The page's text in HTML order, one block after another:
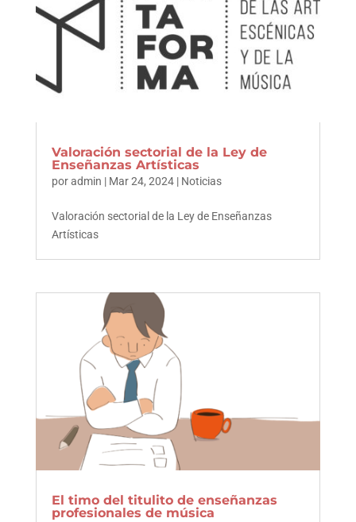
Valoración sectorial de la Ley de
Enseñanzas Artísticas
poradmin | Mar 24, 2024| Noticias
Valoración sectorial de la Ley de Enseñanzas
Artísticas
El timo del titulito de enseñanzas
profesionales de música